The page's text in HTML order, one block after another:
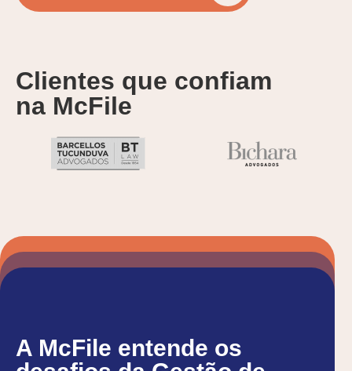
Clientes que confiam
na McFile
A McFile entende os